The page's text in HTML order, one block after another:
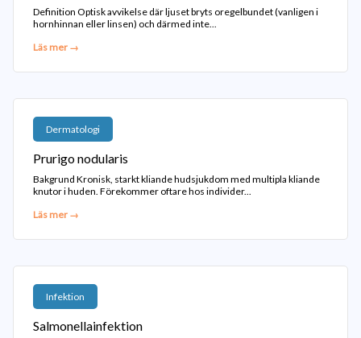
Definition Optisk avvikelse där ljuset bryts oregelbundet (vanligen i
hornhinnan eller linsen) och därmed inte...
Läs mer →
Dermatologi
Prurigo nodularis
Bakgrund Kronisk, starkt kliande hudsjukdom med multipla kliande
knutor i huden. Förekommer oftare hos individer...
Läs mer →
Infektion
Salmonellainfektion